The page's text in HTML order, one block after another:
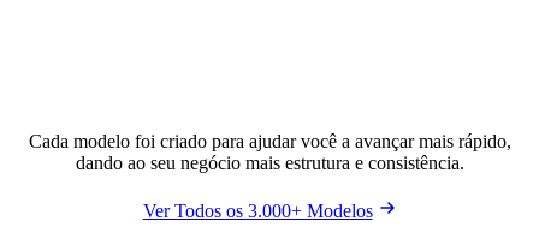
Cada modelo foi criado para ajudar você a avançar mais rápido,
dando ao seu negócio mais estrutura e consistência.
Ver Todos os 3.000+ Modelos